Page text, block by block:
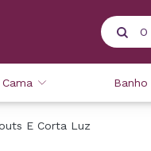
Cama Banho
E Corta Luz